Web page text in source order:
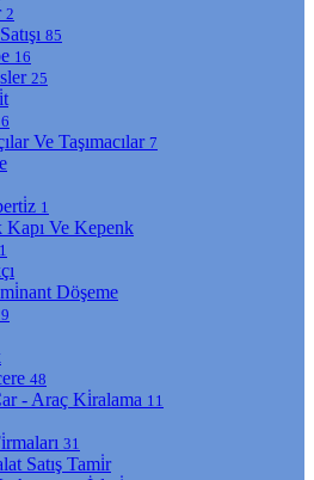
2
85
16
25
6
Ve Taşımacılar 7
1
Kapı Ve Kepenk
1
Döşeme
48
- Araç Ki̇ralama 11
31
Satış Tami̇r